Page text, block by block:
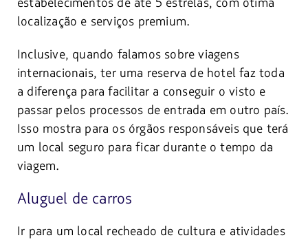
localização e serviços premium.
Inclusive, quando falamos sobre viagens
internacionais, ter uma reserva de hotel faz toda
a diferença para facilitar a conseguir o visto e
passar pelos processos de entrada em outro país.
Isso mostra para os órgãos responsáveis que terá
um local seguro para ficar durante o tempo da
viagem.
Aluguel de carros
Ir para um local recheado de cultura e atividades